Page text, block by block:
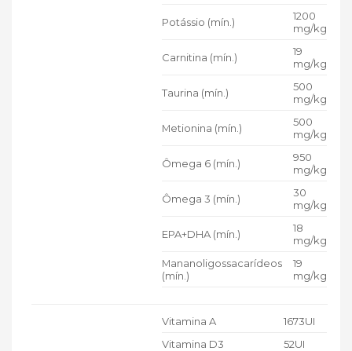
Potássio (mín.)
1200
mg/kg
Carnitina (mín.)
19
mg/kg
Taurina (mín.)
500
mg/kg
Metionina (mín.)
500
mg/kg
Ômega 6 (mín.)
950
mg/kg
Ômega 3 (mín.)
30
mg/kg
EPA+DHA (mín.)
18
mg/kg
Mananoligossacarídeos
(mín.)
19
mg/kg
Vitamina A
1673UI
Vitamina D3
52UI